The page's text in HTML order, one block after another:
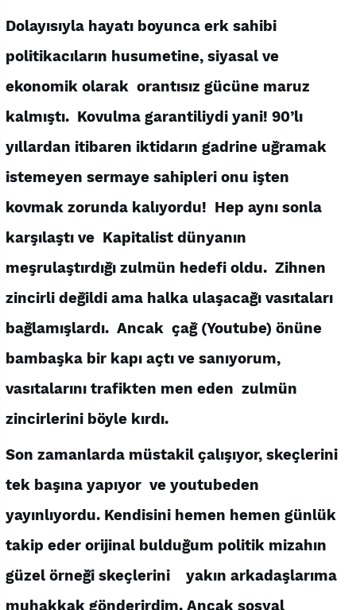
Dolayısıyla hayatı boyunca erk sahibi
politikacıların husumetine, siyasal ve
ekonomik olarak orantısız gücüne maruz
kalmıştı. Kovulma garantiliydi yani! 90’lı
yıllardan itibaren iktidarın gadrine uğramak
istemeyen sermaye sahipleri onu işten
kovmak zorunda kalıyordu! Hep aynı sonla
karşılaştı ve Kapitalist dünyanın
meşrulaştırdığı zulmün hedefi oldu. Zihnen
zincirli değildi ama halka ulaşacağı vasıtaları
bağlamışlardı. Ancak çağ (Youtube) önüne
bambaşka bir kapı açtı ve sanıyorum,
vasıtalarını trafikten men eden zulmün
zincirlerini böyle kırdı.
Son zamanlarda müstakil çalışıyor, skeçlerini
tek başına yapıyor ve youtubeden
yayınlıyordu. Kendisini hemen hemen günlük
takip eder orijinal bulduğum politik mizahın
güzel örneği skeçlerini yakın arkadaşlarıma
muhakkak gönderirdim. Ancak sosyal